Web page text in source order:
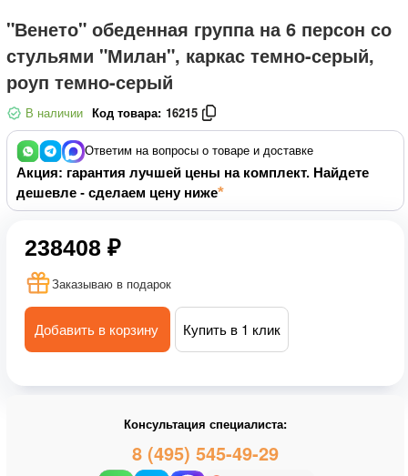
"Венето" обеденная группа на 6 персон со
стульями "Милан", каркас темно-серый,
роуп темно-серый
В наличии Код товара: 16215
Ответим на вопросы о товаре и доставке
Акция: гарантия лучшей цены на комплект. Найдете
дешевле - сделаем цену ниже
238408 ₽
Заказываю в подарок
Добавить в корзину Купить в 1 клик
Консультация специалиста:
8 (495) 545-49-29